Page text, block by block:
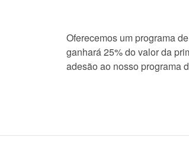
Oferecemos um programa
ganhará 25% do valor da
adesão ao nosso programa